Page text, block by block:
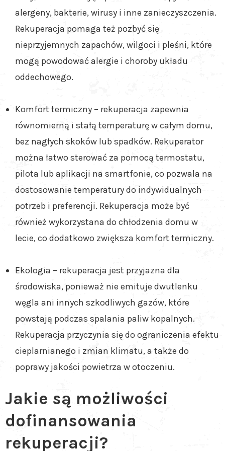
alergeny, bakterie, wirusy i inne zanieczyszczenia.
Rekuperacja pomaga też pozbyć się
nieprzyjemnych zapachów, wilgoci i pleśni, które
mogą powodować alergie i choroby układu
oddechowego.
Komfort termiczny – rekuperacja zapewnia
równomierną i stałą temperaturę w całym domu,
bez nagłych skoków lub spadków. Rekuperator
można łatwo sterować za pomocą termostatu,
pilota lub aplikacji na smartfonie, co pozwala na
dostosowanie temperatury do indywidualnych
potrzeb i preferencji. Rekuperacja może być
również wykorzystana do chłodzenia domu w
lecie, co dodatkowo zwiększa komfort termiczny.
Ekologia – rekuperacja jest przyjazna dla
środowiska, ponieważ nie emituje dwutlenku
węgla ani innych szkodliwych gazów, które
powstają podczas spalania paliw kopalnych.
Rekuperacja przyczynia się do ograniczenia efektu
cieplarnianego i zmian klimatu, a także do
poprawy jakości powietrza w otoczeniu.
Jakie są możliwości
dofinansowania
rekuperacji?